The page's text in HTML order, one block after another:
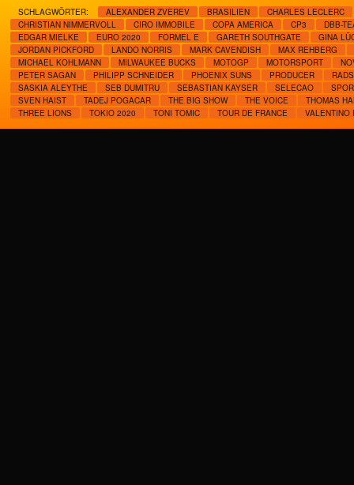
SCHLAGWÖRTER: ALEXANDER ZVEREV BRASILIEN
CHARLES LECLERC
CHRISTIAN NIMMERVOLL
CIRO IMMOBILE COPA AMERICA CP3
DBB-
EDGAR MIELKE
EURO 2020 FORMEL E GARETH SOUTHGATE
GINA
JORDAN PICKFORD
LANDO NORRIS MARK CAVENDISH
MAX REHBERG
MICHAEL KOHLMANN
MILWAUKEE BUCKS MOTOGP MOTORSPORT
PETER SAGAN
PHILIPP SCHNEIDER PHOENIX SUNS PRODUCER
SASKIA ALEYTHE
SEB DUMITRU SEBASTIAN KAYSER SELECAO
SVEN HAIST
TADEJ POGACAR THE BIG SHOW THE VOICE
THOMAS
THREE LIONS
TOKIO 2020 TONI TOMIC TOUR DE FRANCE VALENTINO